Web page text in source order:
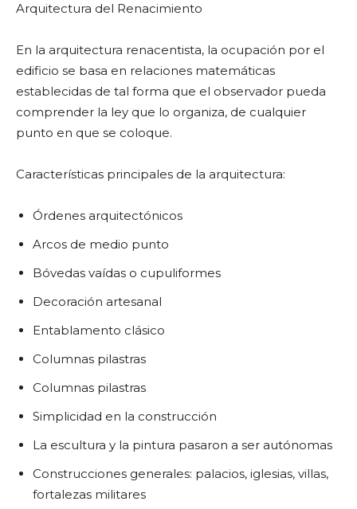
Arquitectura del Renacimiento
En la arquitectura renacentista, la ocupación por el
edificio se basa en relaciones matemáticas
establecidas de tal forma que el observador pueda
comprender la ley que lo organiza, de cualquier
punto en que se coloque.
Características principales de la arquitectura:
Órdenes arquitectónicos
Arcos de medio punto
Bóvedas vaídas o cupuliformes
Decoración artesanal
Entablamento clásico
Columnas pilastras
Columnas pilastras
Simplicidad en la construcción
La escultura y la pintura pasaron a ser autónomas
Construcciones generales: palacios, iglesias, villas,
fortalezas militares